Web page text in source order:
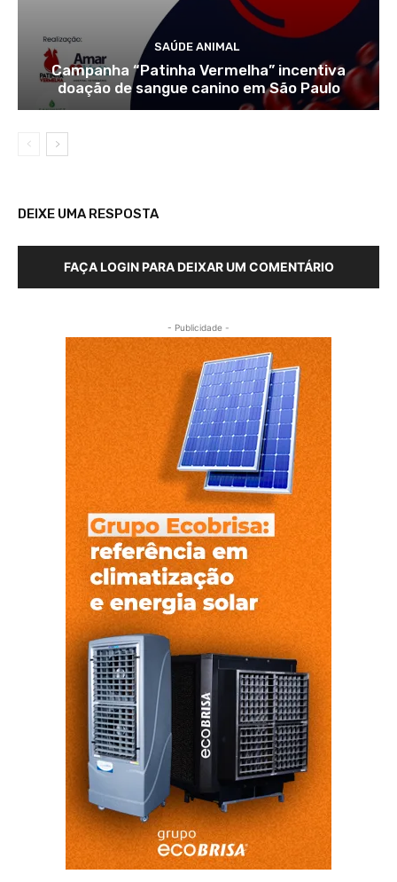
SAÚDE ANIMAL
Campanha “Patinha Vermelha” incentiva
doação de sangue canino em São Paulo
DEIXE UMA RESPOSTA
FAÇA LOGIN PARA DEIXAR UM COMENTÁRIO
- Publicidade -